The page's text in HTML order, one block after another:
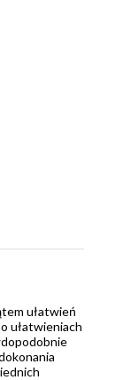
ułatwień
ułatwieniach